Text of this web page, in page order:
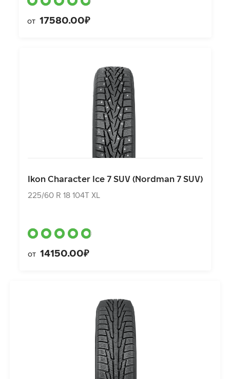
от 17580.00₽
Ikon Character Ice 7 SUV (Nordman 7 SUV)
225/60 R 18 104T XL
от 14150.00₽
Ikon Character Ice 7 SUV (Nordman 7 SUV)
225/60 R 18 104T XL
от14150.00₽
Ikon Character Snow 2 SUV (Nordman RS2 SUV)